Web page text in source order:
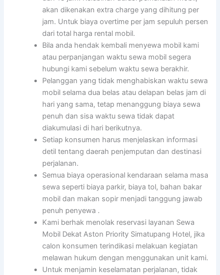
akan dikenakan extra charge yang dihitung per
jam. Untuk biaya overtime per jam sepuluh persen
dari total harga rental mobil.
Bila anda hendak kembali menyewa mobil kami
atau perpanjangan waktu sewa mobil segera
hubungi kami sebelum waktu sewa berakhir.
Pelanggan yang tidak menghabiskan waktu sewa
mobil selama dua belas atau delapan belas jam di
hari yang sama, tetap menanggung biaya sewa
penuh dan sisa waktu sewa tidak dapat
diakumulasi di hari berikutnya.
Setiap konsumen harus menjelaskan informasi
detil tentang daerah penjemputan dan destinasi
perjalanan.
Semua biaya operasional kendaraan selama masa
sewa seperti biaya parkir, biaya tol, bahan bakar
mobil dan makan sopir menjadi tanggung jawab
penuh penyewa .
Kami berhak menolak reservasi layanan Sewa
Mobil Dekat Aston Priority Simatupang Hotel, jika
calon konsumen terindikasi melakuan kegiatan
melawan hukum dengan menggunakan unit kami.
Untuk menjamin keselamatan perjalanan, tidak